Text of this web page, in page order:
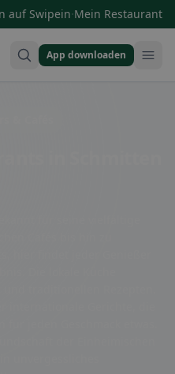
auf Swipein·Mein Restaurant
App downloaden
& Cafés